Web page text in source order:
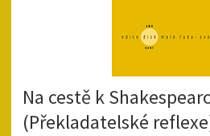
Na cestě k
(Překladatelské